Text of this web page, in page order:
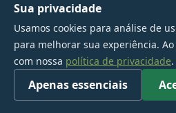
projeto.avaliacao@funcap.ce.gov.br
© 2017 - 2026 — Governo do Estado do Ceará | Todos os
Sua privacidade
Usamos cookies para análise de
para melhorar sua experiência.
com nossa política de privacidade.
Apenas essenciais